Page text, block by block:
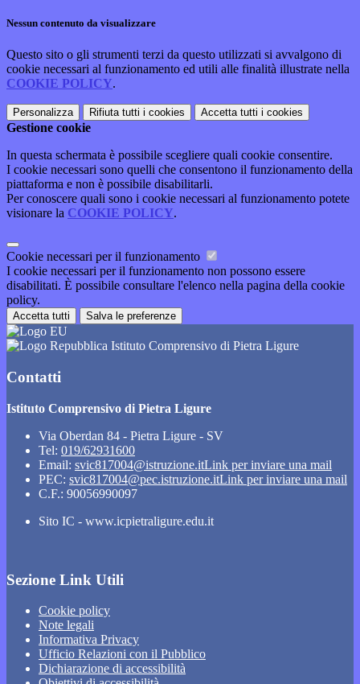
Nessun contenuto da visualizzare
Questo sito o gli strumenti terzi da questo utilizzati si avvalgono di
cookie necessari al funzionamento ed utili alle finalità illustrate nella
COOKIE POLICY.
Personalizza Rifiuta tutti i cookies Accetta tutti i cookies
Gestione cookie
In questa schermata è possibile scegliere quali cookie consentire.
I cookie necessari sono quelli che consentono il funzionamento della
piattaforma e non è possibile disabilitarli.
Per conoscere quali sono i cookie necessari al funzionamento potete
visionare la COOKIE POLICY.
Cookie necessari per il funzionamento
I cookie necessari per il funzionamento non possono essere
disabilitati. È possibile consultare l'elenco nella pagina della cookie
policy.
Accetta tutti Salva le preferenze
Istituto Comprensivo di Pietra Ligure
Contatti
Istituto Comprensivo di Pietra Ligure
Via Oberdan 84 - Pietra Ligure - SV
Tel: 019/62931600
Email: svic817004@istruzione.itLink per inviare una mail
PEC: svic817004@pec.istruzione.itLink per inviare una mail
C.F.: 90056990097
Sito IC - www.icpietraligure.edu.it
Sezione Link Utili
Cookie policy
Note legali
Informativa Privacy
Ufficio Relazioni con il Pubblico
Dichiarazione di accessibilità